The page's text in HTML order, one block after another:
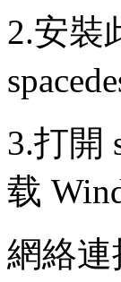
2.安裝
3.打開
载
網絡